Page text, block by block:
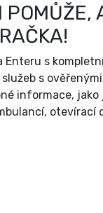
POMŮŽE,
Enteru s
s
informace, jako
otevírací